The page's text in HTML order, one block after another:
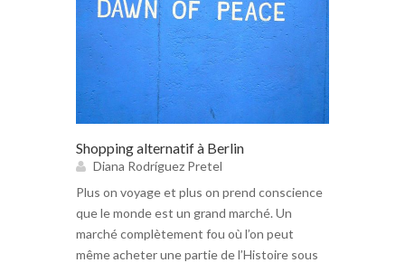
Shopping alternatif à Berlin
Diana Rodríguez Pretel
Plus on voyage et plus on prend conscience
que le monde est un grand marché. Un
marché complètement fou où l’on peut
même acheter une partie de l’Histoire sous